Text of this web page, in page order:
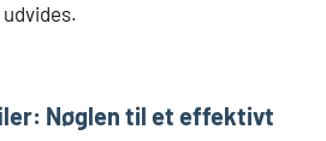
Nøglen til et effektivt